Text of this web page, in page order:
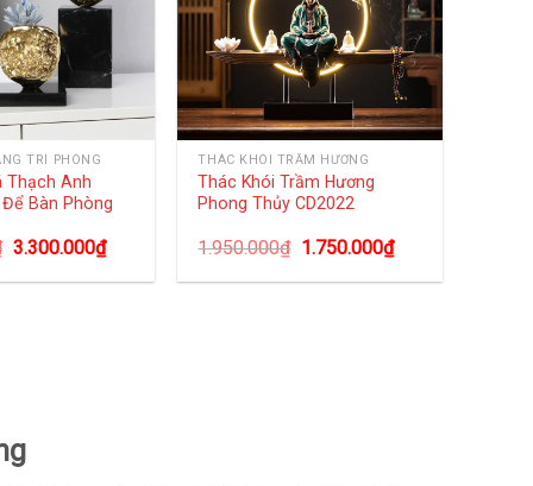
TRÍ PHÒNG
Thạch Anh
Bàn Phòng
3.300.000₫
THÁC KHÓI TRẦM HƯƠNG
Thác Khói Trầm Hương
Phong Thủy CD2022
1.950.000₫ 1.750.000₫